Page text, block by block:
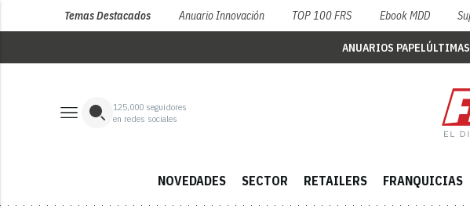
Temas Destacados Anuario Innovación TOP 100 FRS Ebook MDD
ANUARIOS PAPEL
125,000 seguidores
en redes sociales
NOVEDADES SECTOR RETAILERS FRANQUICIAS